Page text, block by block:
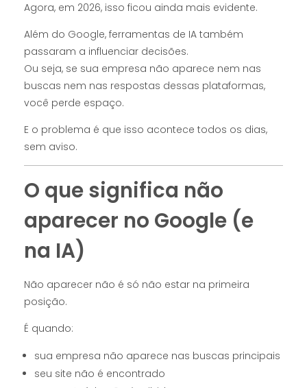
Agora, em 2026, isso ficou ainda mais evidente.
Além do Google, ferramentas de IA também
passaram a influenciar decisões.
Ou seja, se sua empresa não aparece nem nas
buscas nem nas respostas dessas plataformas,
você perde espaço.
E o problema é que isso acontece todos os dias,
sem aviso.
O que significa não
aparecer no Google (e
na IA)
Não aparecer não é só não estar na primeira
posição.
É quando:
sua empresa não aparece nas buscas principais
seu site não é encontrado